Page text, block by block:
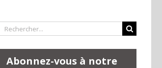
Rechercher:
Abonnez-vous à notre